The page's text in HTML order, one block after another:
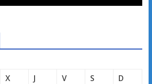
X J V S
D